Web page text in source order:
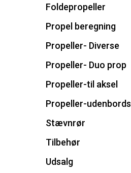
Foldepropeller
Propel beregning
Propeller- Diverse
Propeller- Duo prop
Propeller-til aksel
Propeller-udenbords
Stævnrør
Tilbehør
Udsalg